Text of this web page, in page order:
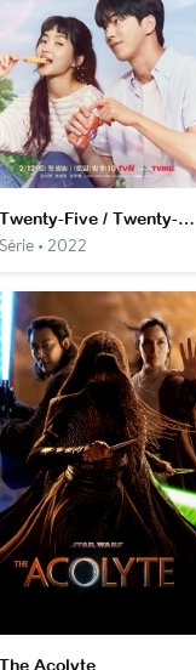
Twenty-Five / Twenty-One
• 2022
Acolyte